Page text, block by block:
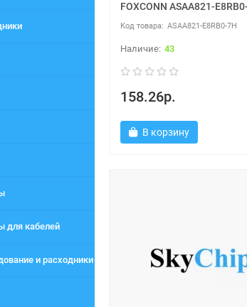
для кабелей
и расходники
FOXCONN ASAA821-
ASAA821-E8RB0-7H
43
158.26р.
В корзину